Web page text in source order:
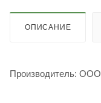
ОПИСАНИЕ
Производитель: